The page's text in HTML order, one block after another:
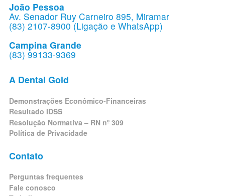
João Pessoa
Av. Senador Ruy Carneiro 895, Miramar
(83) 2107-8900 (Ligação e WhatsApp)
Campina Grande
(83) 99133-9369
A Dental Gold
Demonstrações Econômico-Financeiras
Resultado IDSS
Resolução Normativa – RN nº 309
Política de Privacidade
Contato
Perguntas frequentes
Fale conosco